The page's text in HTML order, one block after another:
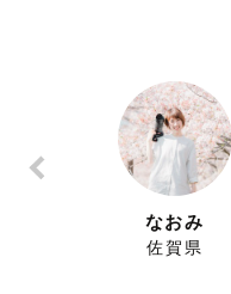
なおみ
佐賀県